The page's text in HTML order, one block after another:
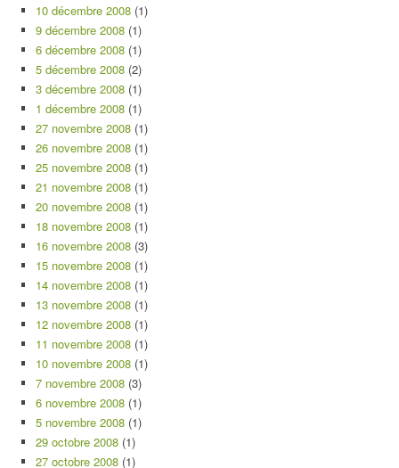
10 décembre 2008 (1)
9 décembre 2008 (1)
6 décembre 2008 (1)
5 décembre 2008 (2)
3 décembre 2008 (1)
1 décembre 2008 (1)
27 novembre 2008 (1)
26 novembre 2008 (1)
25 novembre 2008 (1)
21 novembre 2008 (1)
20 novembre 2008 (1)
18 novembre 2008 (1)
16 novembre 2008 (3)
15 novembre 2008 (1)
14 novembre 2008 (1)
13 novembre 2008 (1)
12 novembre 2008 (1)
11 novembre 2008 (1)
10 novembre 2008 (1)
7 novembre 2008 (3)
6 novembre 2008 (1)
5 novembre 2008 (1)
29 octobre 2008 (1)
27 octobre 2008 (1)